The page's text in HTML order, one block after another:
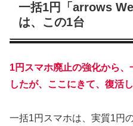
一括1円「arrows
は、この1台
1円スマホ廃止の強化から
したが、ここにきて、復活
一括1円スマホは、実質1円